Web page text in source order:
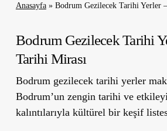
Anasayfa» Bodrum Gezilecek Tarihi Yerler
Bodrum Gezilecek Tarihi
Tarihi Mirası
Bodrum gezilecek tarihi yerler
Bodrum’un zengin tarihi ve
kalıntılarıyla kültürel bir keşif